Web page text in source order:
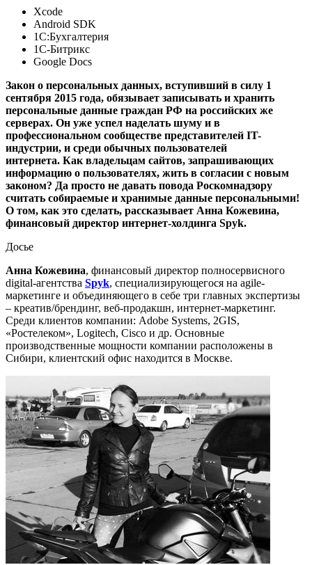
Xcode
Android SDK
1С:Бухгалтерия
1C-Битрикс
Google Docs
Закон о персональных данных, вступивший в силу 1
сентября 2015 года, обязывает записывать и хранить
персональные данные граждан РФ на российских же
серверах. Он уже успел наделать шуму и в
профессиональном сообществе представителей IT-
индустрии, и среди обычных пользователей
интернета. Как владельцам сайтов, запрашивающих
информацию о пользователях, жить в согласии с новым
законом? Да просто не давать повода Роскомнадзору
считать собираемые и хранимые данные персональными!
О том, как это сделать, рассказывает Анна Кожевина,
финансовый директор интернет-холдинга Spyk.
Досье
Анна Кожевина, финансовый директор полносервисного
digital-агентства Spyk, специализирующегося на agile-
маркетинге и объединяющего в себе три главных экспертизы
– креатив/брендинг, веб-продакшн, интернет-маркетинг.
Среди клиентов компании: Adobe Systems, 2GIS,
«Ростелеком», Logitech, Cisco и др. Основные
производственные мощности компании расположены в
Сибири, клиентский офис находится в Москве.